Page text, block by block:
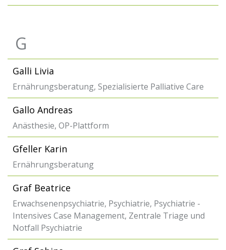
G
Galli Livia
Ernährungsberatung, Spezialisierte Palliative Care
Gallo Andreas
Anästhesie, OP-Plattform
Gfeller Karin
Ernährungsberatung
Graf Beatrice
Erwachsenenpsychiatrie, Psychiatrie, Psychiatrie -
Intensives Case Management, Zentrale Triage und
Notfall Psychiatrie